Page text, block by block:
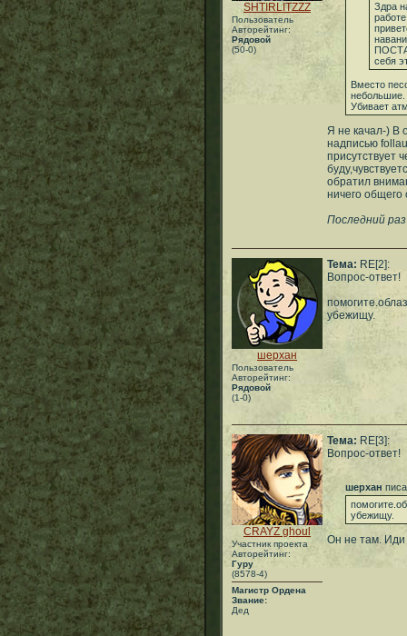
SHTIRLITZZZ
Пользователь
Авторейтинг:
Рядовой
(50-0)
Здра
себя
Вместо
небольшие.
Убивает
Я не качал-) В
надписью
присутствует
обратил
ничего
Последний
шерхан
Пользователь
Авторейтинг:
Рядовой
(1-0)
Тема: RE[2]:
Вопрос-ответ!
убежищу.
CRAYZ ghoul
Участник проекта
Авторейтинг:
Гуру
(8578-4)
Магистр Ордена
Звание:
Дед
Тема: RE[3]:
Вопрос-ответ!
шерхан
убежищу.
Он не там.